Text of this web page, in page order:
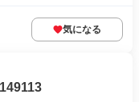
気になる